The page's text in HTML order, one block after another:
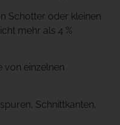
Schotter oder kleinen
mehr als 4 %
von einzelnen
Schnittkanten,